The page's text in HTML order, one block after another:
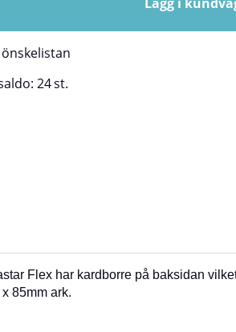
önskelistan
24st.
Flex har kardborre på baksidan
85mm ark.